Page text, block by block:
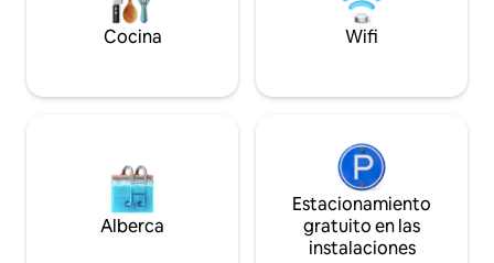
aire acondicionado, estacionamiento
gratuito y una hermosa terraza. Nueva y
tenga un
y funcionalidad.
Cocina Wifi
Alberca
Estacionamiento
gratuito en las
instalaciones